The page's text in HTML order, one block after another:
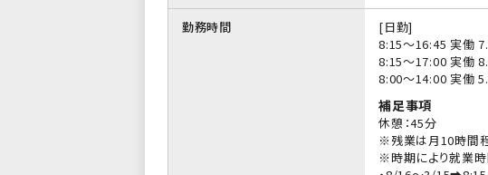
勤務時間
[日勤]
8:15〜16:45 実働
8:15〜17:00 実働
8:00〜14:00 実働
補足事項
休憩：45分
※残業は月10時間
※時期により就業